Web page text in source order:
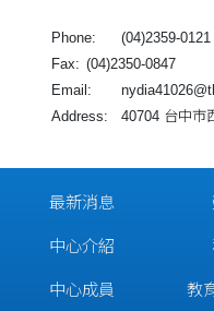
Phone:
(04)2359-
Fax: (04)2350-0847
Email:
Address:
40704 台中市
最新消息
中心介紹
中心成員
教